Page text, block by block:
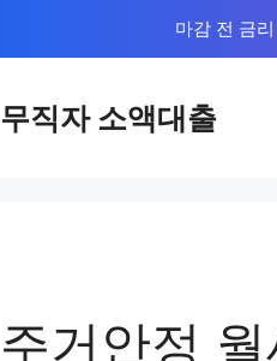
마감 전 금
무직자 소액대출
주거안정